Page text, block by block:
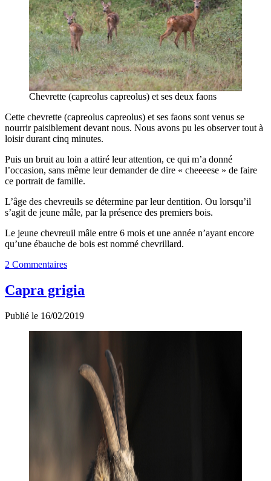
Chevrette (capreolus capreolus) et ses deux faons
Cette chevrette (capreolus capreolus) et ses faons sont venus se
nourrir paisiblement devant nous. Nous avons pu les observer tout à
loisir durant cinq minutes.
Puis un bruit au loin a attiré leur attention, ce qui m’a donné
l’occasion, sans même leur demander de dire « cheeeese » de faire
ce portrait de famille.
L’âge des chevreuils se détermine par leur dentition. Ou lorsqu’il
s’agit de jeune mâle, par la présence des premiers bois.
Le jeune chevreuil mâle entre 6 mois et une année n’ayant encore
qu’une ébauche de bois est nommé chevrillard.
2 Commentaires
Capra grigia
Publié le 16/02/2019